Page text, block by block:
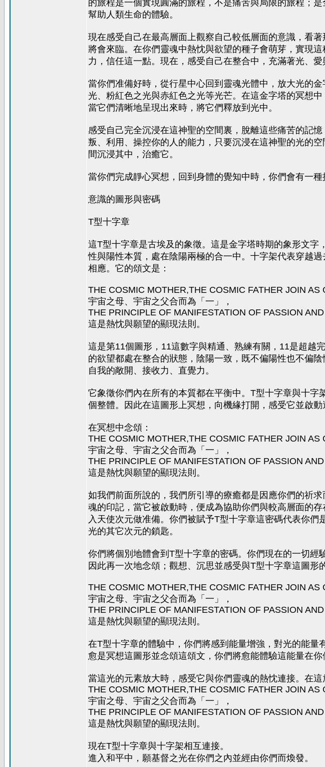
的旅程是一個實現圓滿的旅程，不是痛苦與局限的旅程；
幫助人類生命的體驗。
現在感受自己在最高層面上觀察自己較低層面的意識，看
將會來臨。在你們靈魂中熱忱與欲望的種子會萌芽，實現
力，信任這一點。現在，感受自己在整合中，充滿著光、愛
當你們准備好時，從行星中心回到靈魂光體中，放大光的
光、粉紅色之光與赤紅色之光等光芒。在這金字塔的冥想
當它們清晰地呈現出來時，將它們釋放到光中。
感受自己完全沉浸在這神聖的空間裏，脫離這些痛苦的記
叛、利用、操控你的人的能力，只要沉浸在這神聖的光的
間沉浸其中，治癒它。
當你們完成靜心冥想，回到身體的覺知中時，你們會有一
意識的圖形與密碼
T型十字章
這T型十字章是古埃及的象徵。這是金字塔時期的象形文
性與陽性本質，處在陰陽兩極的合一中。十字架代表穿越
相應。它的頌文是：
THE COSMIC MOTHER,THE COSMIC FATHER JOIN AS
宇宙之母、宇宙之父合而為「一」，
THE PRINCIPLE OF MANIFESTATION OF PASSION
這是熱忱與願望的顯現法則。
這是第11個圖形，11這數字與精通、熟練有關，11是超越
的欲望都處在整合的狀態，陰陽一致，既不偏陽性也不偏
自我的敞開、接收力、直覺力。
它象徵你們內在所有的本質都在平衡中。T型十字章與十
個整體。因此在這圖形上冥想，向機緣打開，感受它並啟動
在冥想中念頌：
THE COSMIC MOTHER,THE COSMIC FATHER JOIN AS
宇宙之母、宇宙之父合而為「一」，
THE PRINCIPLE OF MANIFESTATION OF PASSION
這是熱忱與願望的顯現法則。
如我們前面所說的，我們所引導的療癒都是因應你們的祈
魂的印記，當它被啟動時，便成為協助你們與較高層面的
入天使次元做准備。你們被賦予T型十字章這密碼代表你
光的其它次元的鎖匙。
你們將個別地體會到T型十字章的密碼。你們現在的一切經
因此再一次地念頌；觀想、沉思並感受與T型十字章這圖形
THE COSMIC MOTHER,THE COSMIC FATHER JOIN AS
宇宙之母、宇宙之父合而為「一」，
THE PRINCIPLE OF MANIFESTATION OF PASSION
這是熱忱與願望的顯現法則。
在T型十字章的體驗中，你們將感到能量增強，對光的能
愈是冥想這圖形並念頌這頌文，你們將愈能體驗這能量在
當這光的元素放大時，感受它與你們靈魂的熱忱連接。在
THE COSMIC MOTHER,THE COSMIC FATHER JOIN AS
宇宙之母、宇宙之父合而為「一」，
THE PRINCIPLE OF MANIFESTATION OF PASSION
這是熱忱與願望的顯現法則。
現在T型十字章與十字架相互連接。
進入和平中，願基督之光在你們之內並經由你們而煥發。